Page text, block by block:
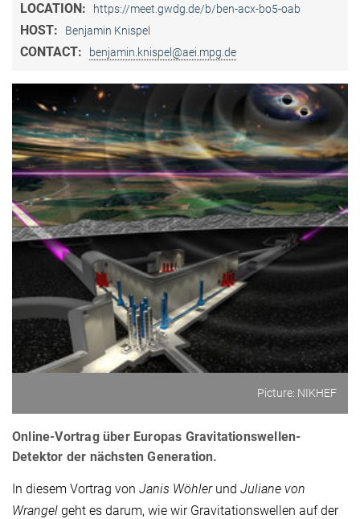
LOCATION: https://meet.gwdg.de/b/ben-acx-bo5-oab
HOST: Benjamin Knispel
CONTACT: benjamin.knispel@aei.mpg.de
Picture: NIKHEF
Online-Vortrag über Europas Gravitationswellen-
Detektor der nächsten Generation.
In diesem Vortrag von Janis Wöhlerund Juliane von
Wrangel geht es darum, wie wir Gravitationswellen auf der